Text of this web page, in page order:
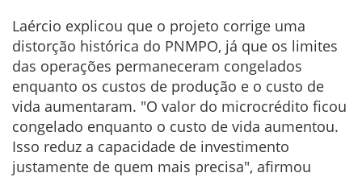
Laércio explicou que o projeto corrige uma
distorção histórica do PNMPO, já que os limites
das operações permaneceram congelados
enquanto os custos de produção e o custo de
vida aumentaram. "O valor do microcrédito ficou
congelado enquanto o custo de vida aumentou.
Isso reduz a capacidade de investimento
justamente de quem mais precisa", afirmou